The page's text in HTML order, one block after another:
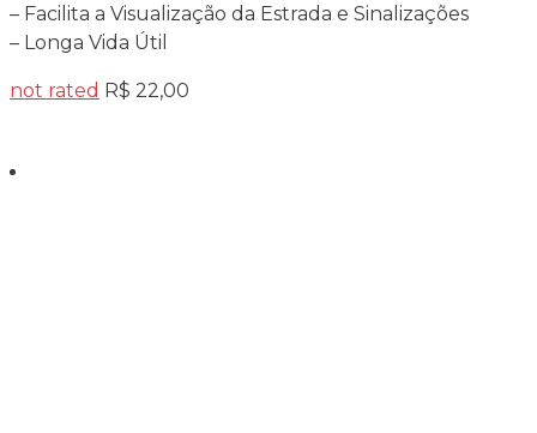
– Facilita a Visualização da Estrada e Sinalizações
– Longa Vida Útil
not rated R$ 22,00